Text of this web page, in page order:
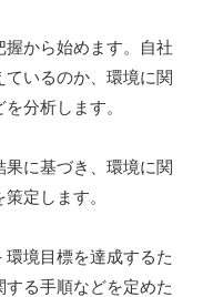
から始めます。自社
いるのか、環境に関
分析します。
に基づき、環境に関
定します。
境目標を達成するた
る手順などを定めた